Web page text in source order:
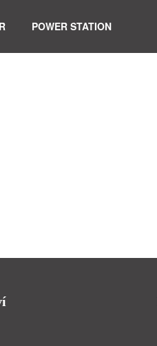
POWER STATION